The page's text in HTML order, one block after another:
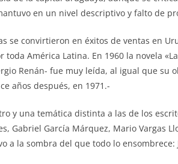
en un nivel descriptivo y falto de
se convirtieron en éxitos de ventas en
toda América Latina. En 1960 la novela
Renán- fue muy leída, al igual que su
años después, en 1971.-
y una temática distinta a las de los
Gabriel García Márquez, Mario Vargas
a la sombra del que todo lo ensombrece: